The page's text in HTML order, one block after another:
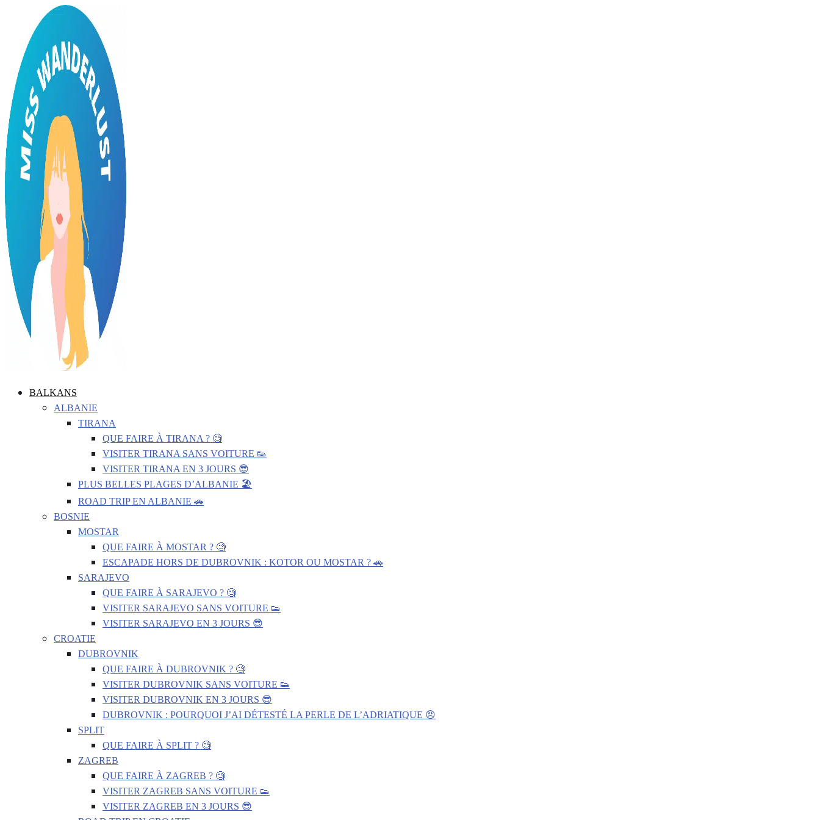
BALKANS
ALBANIE
TIRANA
QUE FAIRE À TIRANA ? 🧐
VISITER TIRANA SANS VOITURE 👟
VISITER TIRANA EN 3 JOURS 😎
PLUS BELLES PLAGES D’ALBANIE 🏖️
ROAD TRIP EN ALBANIE 🚗
BOSNIE
MOSTAR
QUE FAIRE À MOSTAR ? 🧐
ESCAPADE HORS DE DUBROVNIK : KOTOR OU MOSTAR ? 🚗
SARAJEVO
QUE FAIRE À SARAJEVO ? 🧐
VISITER SARAJEVO SANS VOITURE 👟
VISITER SARAJEVO EN 3 JOURS 😎
CROATIE
DUBROVNIK
QUE FAIRE À DUBROVNIK ? 🧐
VISITER DUBROVNIK SANS VOITURE 👟
VISITER DUBROVNIK EN 3 JOURS 😎
DUBROVNIK : POURQUOI J’AI DÉTESTÉ LA PERLE DE L’ADRIATIQUE 😠
SPLIT
QUE FAIRE À SPLIT ? 🧐
ZAGREB
QUE FAIRE À ZAGREB ? 🧐
VISITER ZAGREB SANS VOITURE 👟
VISITER ZAGREB EN 3 JOURS 😎